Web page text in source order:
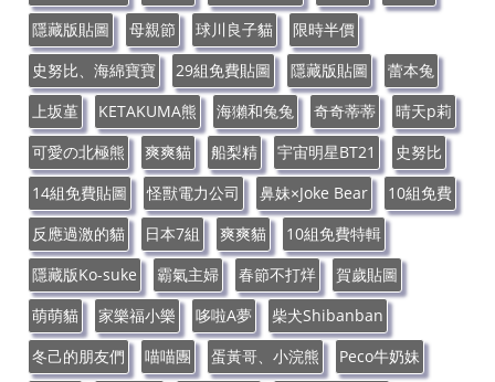
隱藏版貼圖
母親節 球川良子貓
限時半價
史努比、海綿寶寶
29組免費貼圖 隱藏版貼圖
蕾本兔
上坂堇
KETAKUMA熊 海獺和兔兔 奇奇蒂蒂
晴天p莉
可愛の北極熊
爽爽貓 船梨精 宇宙明星BT21
史努比
14組免費貼圖
怪獸電力公司 鼻妹×Joke Bear
10組免費
反應過激的貓
日本7組 爽爽貓
10組免費特輯
隱藏版Ko-suke
霸氣主婦 春節不打烊
賀歲貼圖
萌萌貓
家樂福小樂 哆啦A夢
柴犬Shibanban
冬己的朋友們
喵喵團 蛋黃哥、小浣熊
Peco牛奶妹